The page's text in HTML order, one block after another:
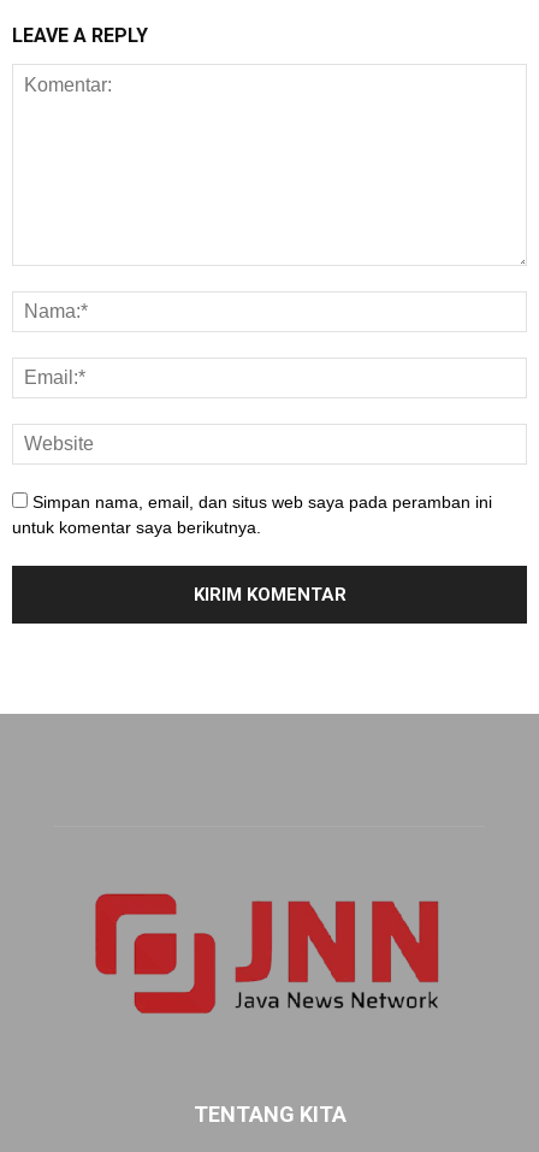
LEAVE A REPLY
Simpan nama, email, dan situs web saya pada peramban ini
untuk komentar saya berikutnya.
TENTANG KITA